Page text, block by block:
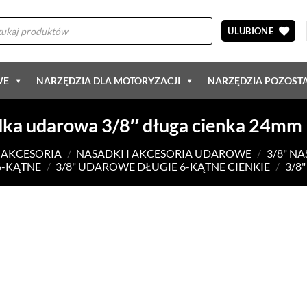
ULUBIONE
NARZĘDZIA DLA MOTORYZACJI NARZĘDZIA
udarowa 3/8″ długa cienka
/ NASADKI I AKCESORIA UDAROWE / 3/8"
KĄTNE / 3/8" UDAROWE DŁUGIE 6-KĄTNE CIENKIE / 3/8"